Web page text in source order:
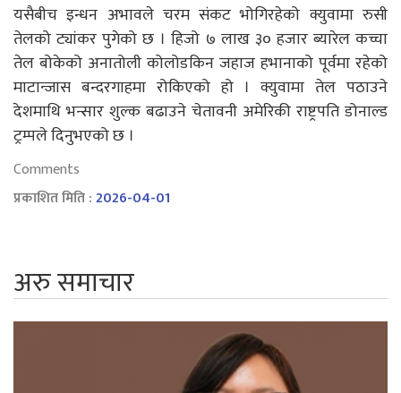
यसैबीच इन्धन अभावले चरम संकट भोगिरहेको क्युवामा रुसी
तेलको ट्यांकर पुगेको छ । हिजो ७ लाख ३० हजार ब्यारेल कच्चा
तेल बोकेको अनातोली कोलोडकिन जहाज हभानाको पूर्वमा रहेको
माटान्जास बन्दरगाहमा रोकिएको हो । क्युवामा तेल पठाउने
देशमाथि भन्सार शुल्क बढाउने चेतावनी अमेरिकी राष्ट्रपति डोनाल्ड
ट्रम्पले दिनुभएको छ ।
Comments
प्रकाशित मिति :2026-04-01
अरु समाचार